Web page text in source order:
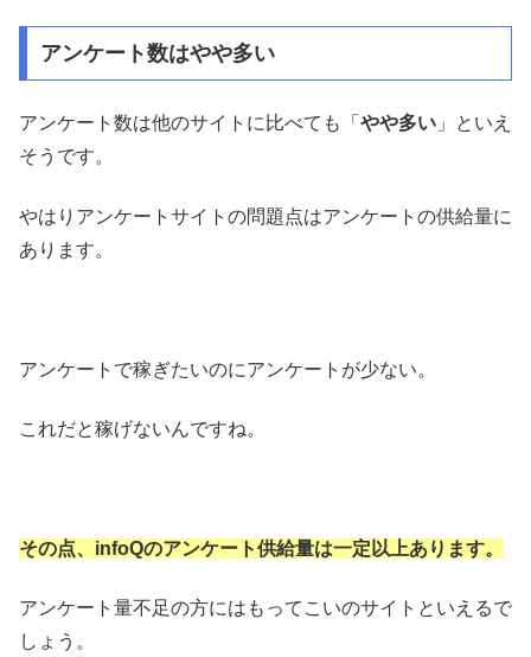
アンケート数はやや多い
アンケート数は他のサイトに比べても「 やや多い 」といえ
そうです。
やはりアンケートサイトの問題点はアンケートの供給量に
あります。
アンケートで稼ぎたいのにアンケートが少ない。
これだと稼げないんですね。
その点、infoQのアンケート供給量は一定以上あります。
アンケート量不足の方にはもってこいのサイトといえるで
しょう。